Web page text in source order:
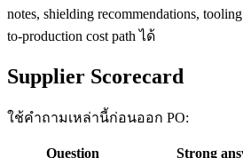
notes, shielding recommendations,
to-production cost path ได้
Supplier Scorecard
ใช้คำถามเหล่านี้ก่อนออก PO:
Question Strong